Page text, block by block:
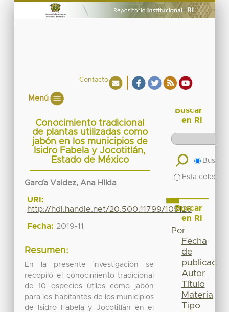
Contacto
Menú
Conocimiento tradicional
de plantas utilizadas como
jabón en los municipios de
Isidro Fabela y Jocotitlán,
Estado de México
García Valdez, Ana HIlda
URI:
http://hdl.handle.net/20.500.11799/105126
Fecha: 2019-11
Resumen:
En la presente investigación se
recopiló el conocimiento tradicional
de 10 especies útiles como jabón
para los habitantes de los municipios
de Isidro Fabela y Jocotitlán en el
Buscar
en RI
Buscar
Esta
Buscar
en RI
Por
Fecha
de
publicación
Autor
Título
Materia
Tipo